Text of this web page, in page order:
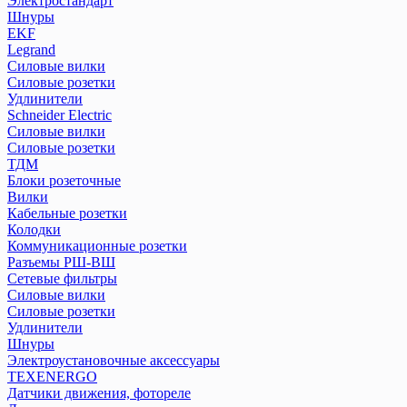
Реле контроля фаз/напряжения
Реле промежуточные РЭК и разъемы РРМ
Реле температуры серии РТ
Розетки и звонки на DIN-рейку
Рубильники модульные РМ
Рубильники модульные РМВ
Рубильники РКН
Рубильники РПБ
Рубильники РПС
Устройства автоматического ввода резерва АВР
Устройства защитного отклющения розеточные
ПЕРЕЙТИ В РАЗДЕЛ
Шнуры
EKF
Legrand
Силовые вилки
Силовые розетки
Удлинители
Schneider Electric
Силовые вилки
Силовые розетки
ТДМ
Блоки розеточные
Вилки
Кабельные розетки
Колодки
Коммуникационные розетки
Разъемы РШ-ВШ
Сетевые фильтры
Силовые вилки
Силовые розетки
Удлинители
Шнуры
Электроустановочные аксессуары
TEXENERGO
Датчики движения, фотореле